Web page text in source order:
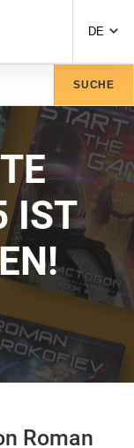
DE
SUCHE
IST
Roman